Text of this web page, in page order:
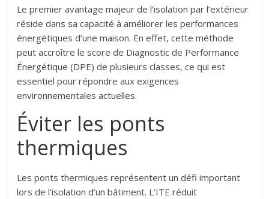
Le premier avantage majeur de l’isolation par l’extérieur
réside dans sa capacité à améliorer les performances
énergétiques d’une maison. En effet, cette méthode
peut accroître le score de Diagnostic de Performance
Énergétique (DPE) de plusieurs classes, ce qui est
essentiel pour répondre aux exigences
environnementales actuelles.
Éviter les ponts
thermiques
Les ponts thermiques représentent un défi important
lors de l’isolation d’un bâtiment. L’ITE réduit